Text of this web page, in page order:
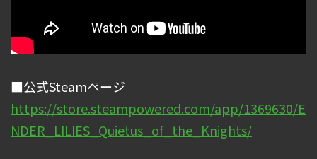
■公式Steamページ
https://store.steampowered.com/app/1369630/E
NDER_LILIES_Quietus_of_the_Knights/